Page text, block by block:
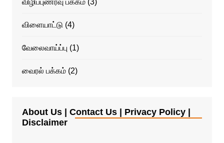
விழிப்புணர்வு பக்கம்(3)
விளையாட்டு (4)
வேலைவாய்ப்பு (1)
வைரல் பக்கம்(2)
About Us | Contact Us | Privacy Policy |
Disclaimer